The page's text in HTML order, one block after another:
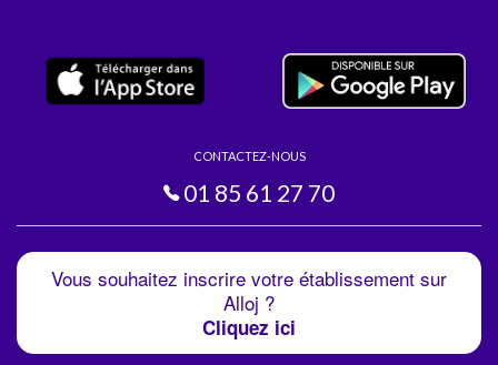
CONTACTEZ-NOUS
01 85 61 27 70
Vous souhaitez inscrire votre établissement sur
Alloj ?
Cliquez ici